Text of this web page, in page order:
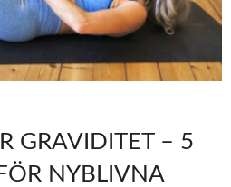
GRAVIDITET – 5
NYBLIVNA